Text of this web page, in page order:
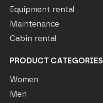
Equipment rental
Maintenance
Cabin rental
PRODUCT CATEGORIES
Women
Men